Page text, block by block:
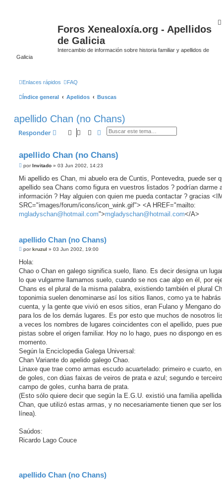
Foros Xenealoxía.org - Apellidos
de Galicia
Intercambio de información sobre historia familiar y apellidos de
Galicia
Enlaces rápidos FAQ
Índice general Apelidos Buscas
apellido Chan (no Chans)
Responder BuscarBúsqueda avanzada
apellido Chan (no Chans)
M
n
a
j
porInvitado » 03 Jun 2002, 14:23
Mi apellido es Chan, mi abuelo era de Cuntis, Pontevedra, puede ser
apellido sea Chans como figura en vuestros listados ? podrían darme
información ? Hay alguien con quien me pueda contactar ? gracias
SRC="images/forum/icons/icon_wink.gif"> <A HREF="mailto:
mgladyschan@hotmail.com">mgladyschan@hotmail.com</A>
apellido Chan (no Chans)
M
n
a
j
porkruzul » 03 Jun 2002, 19:00
Hola:
Chao o Chan en galego significa suelo, llano. Es decir designa un
lo que vulgarme llamamos suelo, cuando se nos cae algo en él, por
Chans es el plural de la misma palabra, existiendo también el plural
toponimia suelen denominarse así los sitios llanos, como ya te habrás
cuenta, y la gente que vivió en esos sitios, eran Fulano y Mengano do
para los de los demás lugares. Es por esto que muchos de nosotros
a veces los nombres de lugares coincidentes con el apellido, pues
pistas sobre el origen familiar. Hoy no lo hago, pues no dispongo en
momento.
Según la Enciclopedia Galega Universal:
Chan Variante do apelido galego Chao.
Linaxe que trae como armas escudo acuartelado: primeiro e cuarto,
de goles, con dúas faixas de veiros de prata e azul; segundo e
campo de goles, cunha barra de prata.
(Esto sólo quiere decir que según la E.G.U. existió una familia
Chan, que utilizó estas armas, y no necesariamente tienen que ser
línea).
Saúdos:
Ricardo Lago Couce
apellido Chan (no Chans)